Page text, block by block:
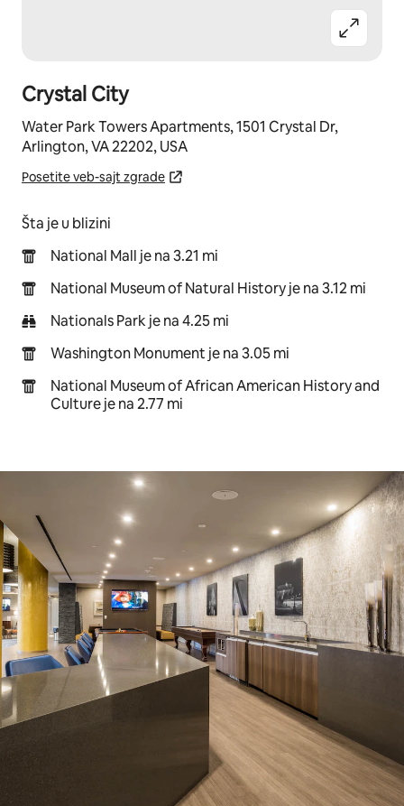
Crystal City
Water Park Towers Apartments, 1501 Crystal Dr,
Arlington, VA 22202, USA
Posetite veb-sajt zgrade
Šta je u blizini
National Mall je na 3.21 mi
National Museum of Natural History je na 3.12 mi
Nationals Park je na 4.25 mi
Washington Monument je na 3.05 mi
National Museum of African American History and
Culture je na 2.77 mi